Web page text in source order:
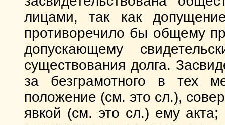
лицами, так как
противоречило бы общему
допускающему
существования долга.
за безграмотного в тех
положение (см. это сл.),
явкой (см. это сл.) ему